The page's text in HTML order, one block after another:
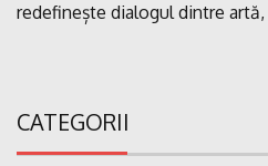
redefinește dialogul dintre
CATEGORII